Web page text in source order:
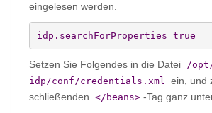
eingelesen werden.
idp.searchForProperties=true
Setzen Sie Folgendes in die Datei /
idp/conf/credentials.xml ein, und
schließenden </beans> -Tag ganz